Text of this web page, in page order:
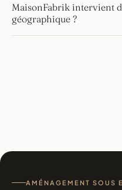
MaisonFabrik intervient
géographique ?
AMÉNAGEMENT SOUS